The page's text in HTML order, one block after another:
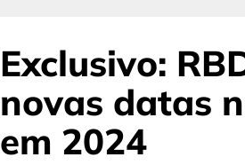
Exclusivo:
novas datas
em 2024